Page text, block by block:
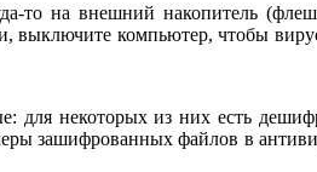
то на внешний накопитель
выключите компьютер, чтобы
некоторых из них есть
зашифрованных файлов в